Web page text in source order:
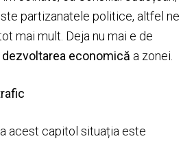
partizanatele politice, altfel ne
mai mult. Deja nu mai e de
dezvoltarea economică a zonei.
acest capitol situația este